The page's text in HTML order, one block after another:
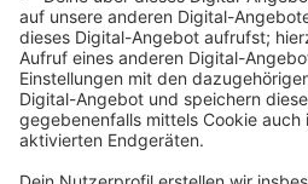
Der Digitalexperte der
Nordrhein-Westfalen, Georg
eindringlich davor, „in einen
verfallen.“ Oftmals seien die
Amazon, oder auch anderen
besonders, wie sie den